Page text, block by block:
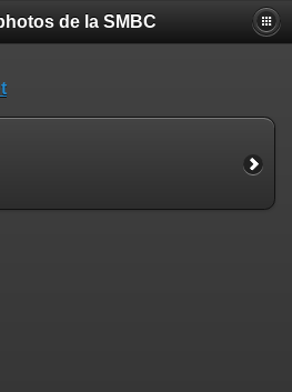
de la SMBC